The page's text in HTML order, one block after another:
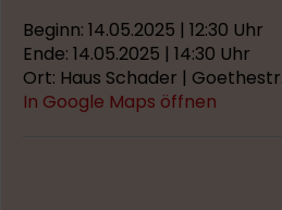
Beginn: 14.05.2025 | 12:30 Uhr
Ende: 14.05.2025 | 14:30 Uhr
Ort: Haus Schader |
In Google Maps öffnen